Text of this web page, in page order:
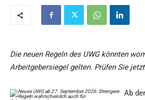
Die neuen Regeln des UWG könnten
Arbeitgebersiegel gelten. Prüfen Sie
Ab